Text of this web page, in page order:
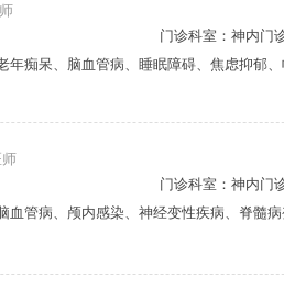
门诊科室：神内门
门诊科室：神内门
血管病、颅内感染、神经变性疾病、脊髓